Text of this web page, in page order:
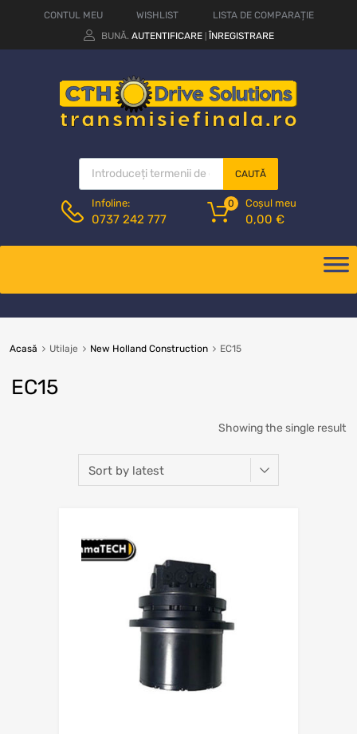
CONTUL MEU WISHLIST
LISTA DE COMPARAȚIE
BUNĂ. AUTENTIFICARE ÎNREGISTRARE
CAUTĂ
Infoline:
0737 242 777
Coșul meu
0,00 €
0
Acasă Utilaje New Holland Construction EC15
EC15
Showing the single result